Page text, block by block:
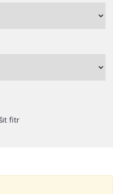
fitr